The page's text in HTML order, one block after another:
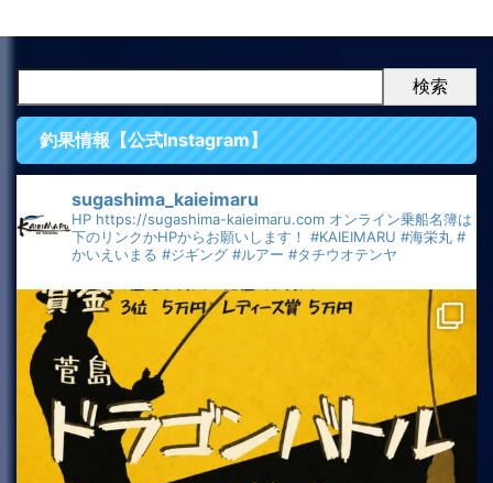
検索
釣果情報【公式Instagram】
sugashima_kaieimaru
HP https://sugashima-kaieimaru.com オンライン乗船名簿は
下のリンクかHPからお願いします！ #KAIEIMARU #海栄丸 #
かいえいまる #ジギング #ルアー #タチウオテンヤ